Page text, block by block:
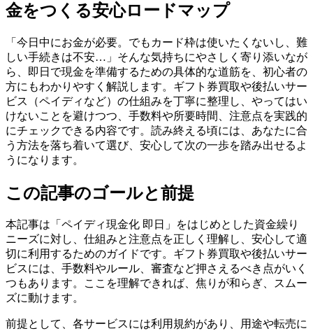
金をつくる安心ロードマップ
「今日中にお金が必要。でもカード枠は使いたくないし、難
しい手続きは不安…」そんな気持ちにやさしく寄り添いなが
ら、即日で現金を準備するための具体的な道筋を、初心者の
方にもわかりやすく解説します。ギフト券買取や後払いサー
ビス（ペイディなど）の仕組みを丁寧に整理し、やってはい
けないことを避けつつ、手数料や所要時間、注意点を実践的
にチェックできる内容です。読み終える頃には、あなたに合
う方法を落ち着いて選び、安心して次の一歩を踏み出せるよ
うになります。
この記事のゴールと前提
本記事は「ペイディ現金化 即日」をはじめとした資金繰り
ニーズに対し、仕組みと注意点を正しく理解し、安心して適
切に利用するためのガイドです。ギフト券買取や後払いサー
ビスには、手数料やルール、審査など押さえるべき点がいく
つもあります。ここを理解できれば、焦りが和らぎ、スムー
ズに動けます。
前提として、各サービスには利用規約があり、用途や転売に